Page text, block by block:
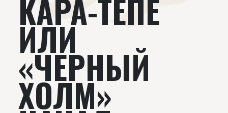
КАРА-ТЕПЕ
ИЛИ
«ЧЕРНЫЙ
ХОЛМ»